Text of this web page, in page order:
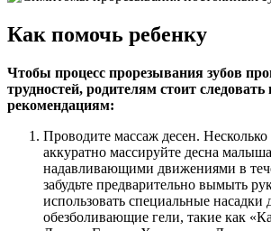
Как помочь ребенку
Чтобы процесс прорезывания зубов
трудностей, родителям стоит
рекомендациям:
Проводите массаж десен. Несколько
аккуратно массируйте десна
надавливающими движениями в
забудьте предварительно вымыть
использовать специальные насадки
обезболивающие гели, такие как